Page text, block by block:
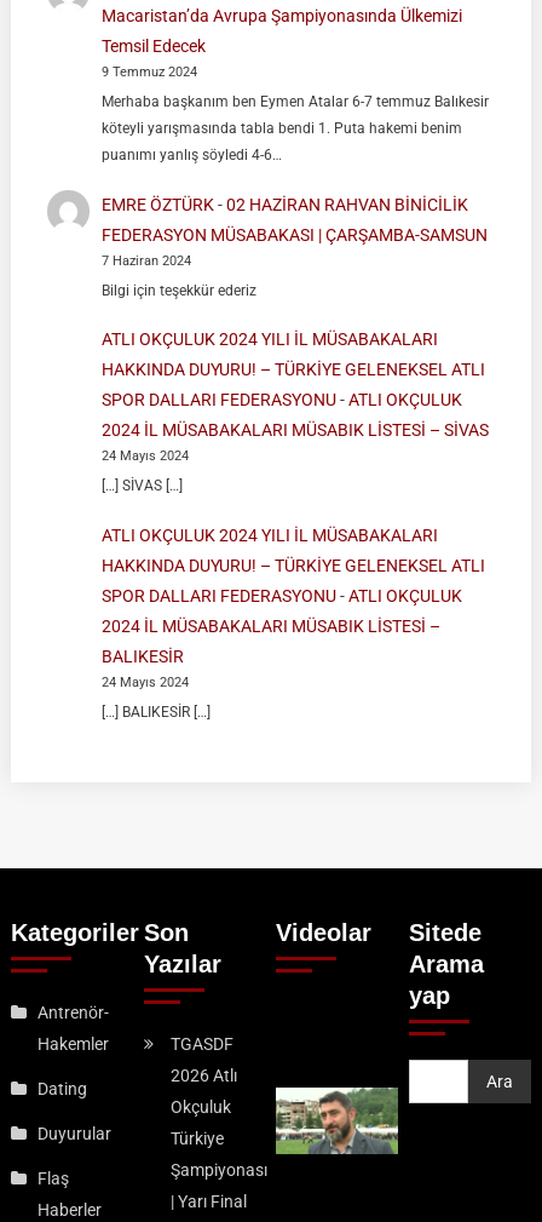
Macaristan’da Avrupa Şampiyonasında Ülkemizi
Temsil Edecek
9 Temmuz 2024
Merhaba başkanım ben Eymen Atalar 6-7 temmuz Balıkesir
köteyli yarışmasında tabla bendi 1. Puta hakemi benim
puanımı yanlış söyledi 4-6…
EMRE ÖZTÜRK-02 HAZİRAN RAHVAN BİNİCİLİK
FEDERASYON MÜSABAKASI | ÇARŞAMBA-SAMSUN
7 Haziran 2024
Bilgi için teşekkür ederiz
ATLI OKÇULUK 2024 YILI İL MÜSABAKALARI
HAKKINDA DUYURU! – TÜRKİYE GELENEKSEL ATLI
SPOR DALLARI FEDERASYONU-ATLI OKÇULUK
2024 İL MÜSABAKALARI MÜSABIK LİSTESİ – SİVAS
24 Mayıs 2024
[…] SİVAS […]
ATLI OKÇULUK 2024 YILI İL MÜSABAKALARI
HAKKINDA DUYURU! – TÜRKİYE GELENEKSEL ATLI
SPOR DALLARI FEDERASYONU-ATLI OKÇULUK
2024 İL MÜSABAKALARI MÜSABIK LİSTESİ –
BALIKESİR
24 Mayıs 2024
[…] BALIKESİR […]
Kategoriler
Antrenör-
Hakemler
Dating
Duyurular
Flaş
Haberler
Son
Yazılar
TGASDF
2026 Atlı
Okçuluk
Türkiye
Şampiyonası
| Yarı Final
Videolar
Sitede
Arama
yap
Ara